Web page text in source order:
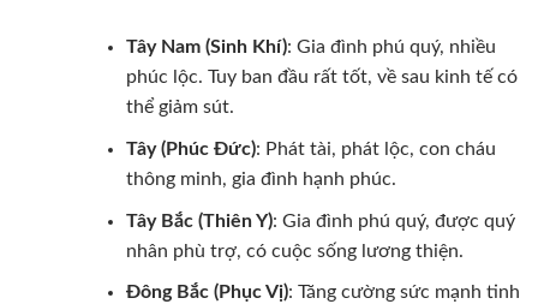
Tây Nam (Sinh Khí): Gia đình phú quý, nhiều
phúc lộc. Tuy ban đầu rất tốt, về sau kinh tế có
thể giảm sút.
Tây (Phúc Đức): Phát tài, phát lộc, con cháu
thông minh, gia đình hạnh phúc.
Tây Bắc (Thiên Y): Gia đình phú quý, được quý
nhân phù trợ, có cuộc sống lương thiện.
Đông Bắc (Phục Vị): Tăng cường sức mạnh tinh